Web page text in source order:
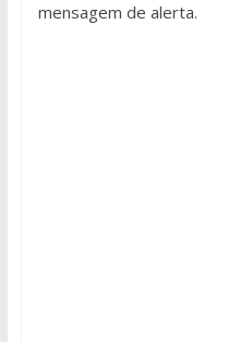
mensagem de alerta.